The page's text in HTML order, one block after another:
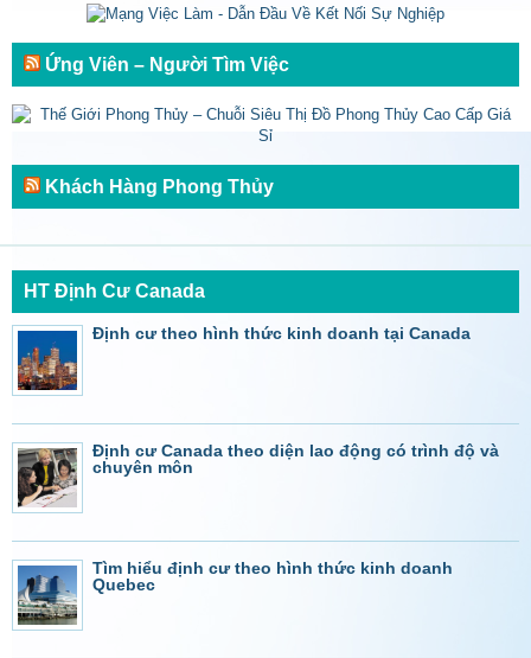
Ứng Viên – Người Tìm Việc
Khách Hàng Phong Thủy
HT Định Cư Canada
Định cư theo hình thức kinh doanh tại Canada
Định cư Canada theo diện lao động có trình độ và
chuyên môn
Tìm hiểu định cư theo hình thức kinh doanh
Quebec